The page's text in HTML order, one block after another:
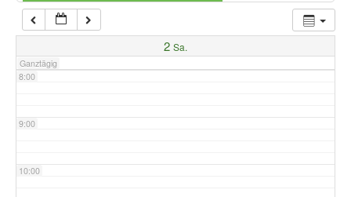
2 Sa.
Ganztägig
7:00
8:00
9:00
10:00